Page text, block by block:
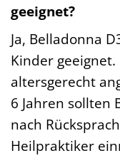
geeignet?
Ja, Belladonna
Kinder
altersgerecht
6 Jahren sollten
nach
Heilpraktiker